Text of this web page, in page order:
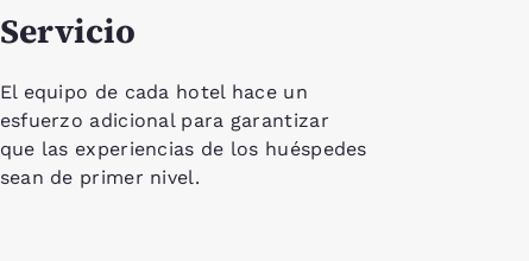
Servicio
El equipo de cada hotel hace un
esfuerzo adicional para garantizar
que las experiencias de los huéspedes
sean de primer nivel.